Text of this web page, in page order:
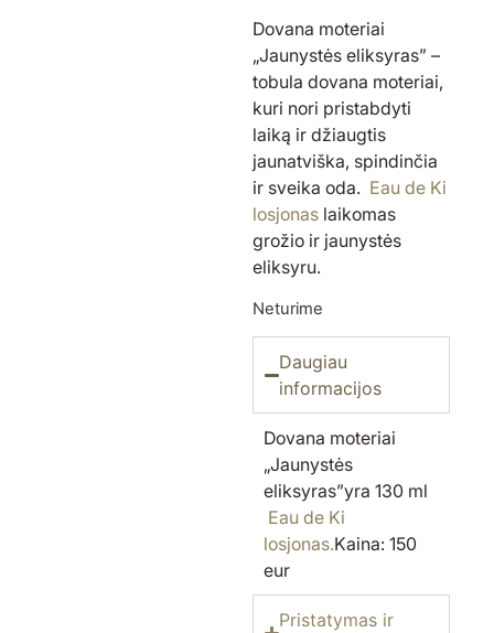
Dovana moteriai
„Jaunystės eliksyras” –
tobula dovana moteriai,
kuri nori pristabdyti
laiką ir džiaugtis
jaunatviška, spindinčia
ir sveika oda. Eau de Ki
losjonas laikomas
grožio ir jaunystės
eliksyru.
Neturime
Daugiau
informacijos
Dovana moteriai
„Jaunystės
eliksyras”yra 130 ml
Eau de Ki
losjonas.Kaina: 150
eur
Pristatymas ir